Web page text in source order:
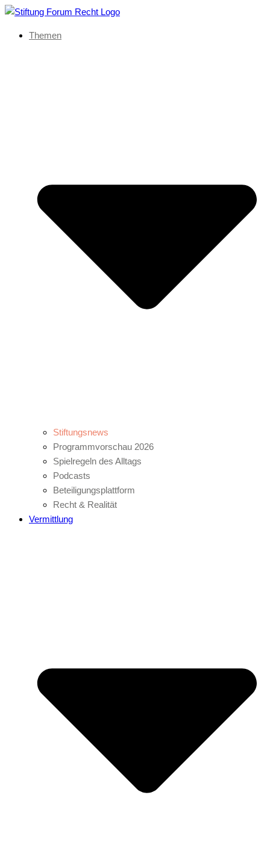
Themen
Stiftungsnews
Programmvorschau 2026
Spielregeln des Alltags
Podcasts
Beteiligungsplattform
Recht & Realität
Vermittlung